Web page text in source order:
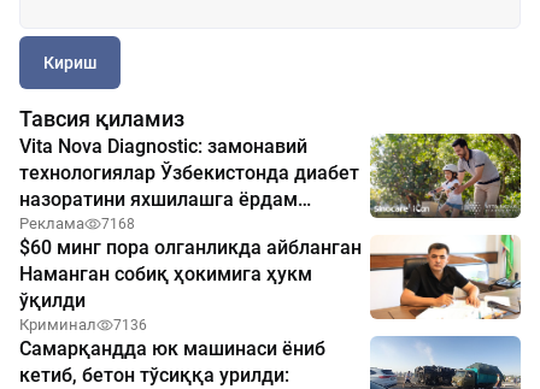
Кириш
Тавсия қиламиз
Vita Nova Diagnostic: замонавий
технологиялар Ўзбекистонда диабет
назоратини яхшилашга ёрдам
бермоқда
Реклама 7168
$60 минг пора олганликда айбланган
Наманган собиқ ҳокимига ҳукм
ўқилди
Криминал 7136
Самарқандда юк машинаси ёниб
кетиб, бетон тўсиққа урилди: